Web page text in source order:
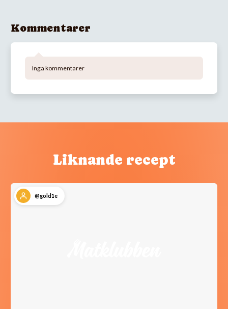
Kommentarer
Inga kommentarer
Liknande recept
@gold1e